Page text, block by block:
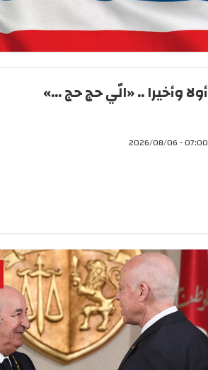
أولا وأخيرا .. «الّي حج حج ...»
07:00 - 2026/08/06